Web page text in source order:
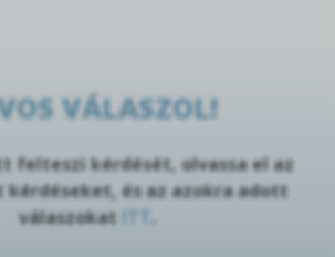
VÁLASZOL!
felteszi kérdését, olvassa el az
és az azokra adott
válaszokat